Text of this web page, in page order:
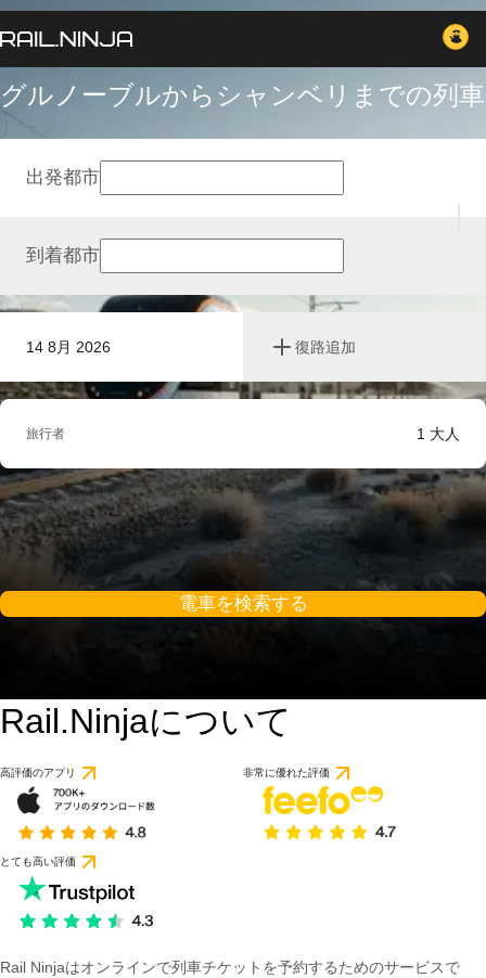
グルノーブルからシャンベリまでの列車
14 8月 2026 復路追加
出発都市
到着都市
旅行者 1 大人
電車を検索する
Rail.Ninjaについて
高評価のアプリ 非常に優れた評価
とても高い評価
Rail Ninjaはオンラインで列車チケットを予約するためのサービスで